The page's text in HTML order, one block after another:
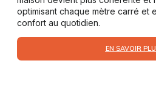
optimisant chaque mètre carré et
confort au quotidien.
EN SAVOIR